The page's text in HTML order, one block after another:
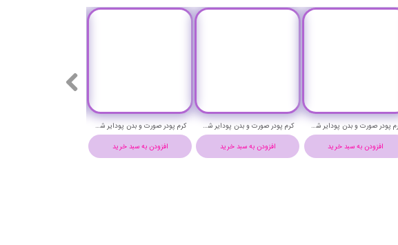
کرم پودر صورت و بدن پودایر شماره 1WF حجم 40 میلی لیتر - PUDAIER FACE & BODY FOUNDATION
افزودن به سبد خرید
کرم پودر صورت و بدن پودایر شماره 2NL حجم 40 میلی لیتر - PUDAIER FACE & BODY FOUNDATION
افزودن به سبد خرید
کرم پودر صورت و بدن پودایر شماره 2WRL حجم 40 میلی لیتر - PUDAIER FACE & BODY FOUNDATION
افزودن به سبد خرید